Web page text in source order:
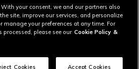
your consent, we and our partners also
site, improve our services, and personalize
manage your preferences at any time. For
please see our Cookie Policy &
Cookies Accept Cookies